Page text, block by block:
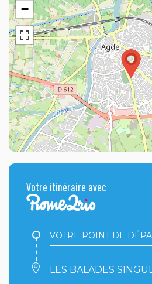
−
Votre itinéraire avec
Votre
point
:Votre
point